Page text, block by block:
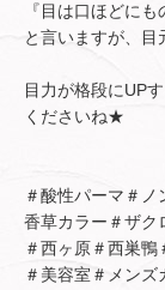
『目は口ほどにも
と言いますが、目
目力が格段にUP
くださいね★
＃酸性パーマ＃
香草カラー＃ザク
＃西ヶ原＃西巣
＃美容室＃メンズ